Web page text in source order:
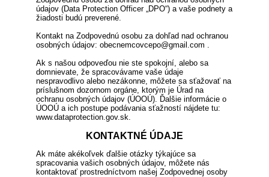
údajov (Data Protection Officer „DPO“) a vaše podnety a
žiadosti budú preverené.
Kontakt na Zodpovednú osobu za dohľad nad ochranou
osobných údajov: obecnemcovcepo@gmail.com .
Ak s našou odpoveďou nie ste spokojní, alebo sa
domnievate, že spracovávame vaše údaje
nespravodlivo alebo nezákonne, môžete sa sťažovať na
príslušnom dozornom orgáne, ktorým je Úrad na
ochranu osobných údajov (ÚOOÚ). Ďalšie informácie o
ÚOOÚ a ich postupe podávania sťažností nájdete tu:
www.dataprotection.gov.sk.
KONTAKTNÉ ÚDAJE
Ak máte akékoľvek ďalšie otázky týkajúce sa
spracovania vašich osobných údajov, môžete nás
kontaktovať prostredníctvom našej Zodpovednej osoby